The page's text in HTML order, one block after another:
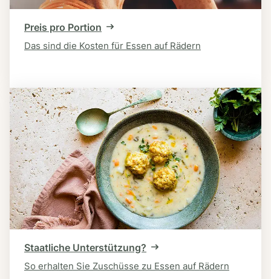
Preis pro Portion
Das sind die Kosten für Essen auf Rädern
Staatliche Unterstützung?
So erhalten Sie Zuschüsse zu Essen auf Rädern